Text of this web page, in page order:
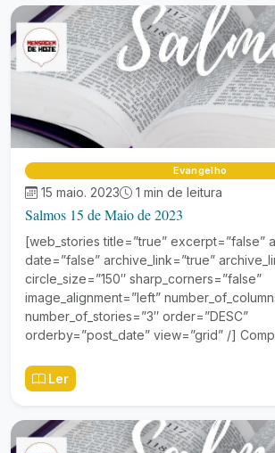
Evangelho
15 maio. 2023 1 min de leitura
Salmos 15 de Maio de 2023
[web_stories title=”true” excerpt=”false”
date=”false” archive_link=”true”
circle_size=”150″ sharp_corners=”false”
image_alignment=”left”
number_of_stories=”3″ order=”DESC”
orderby=”post_date” view=”grid” /]
Ler